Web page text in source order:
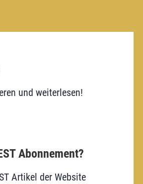
und weiterlesen!
Abonnement?
Artikel der Website